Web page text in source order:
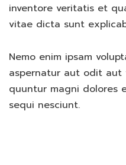
inventore veritatis et
vitae dicta sunt
Nemo enim ipsam
aspernatur aut odit
quuntur magni dolores
sequi nesciunt.